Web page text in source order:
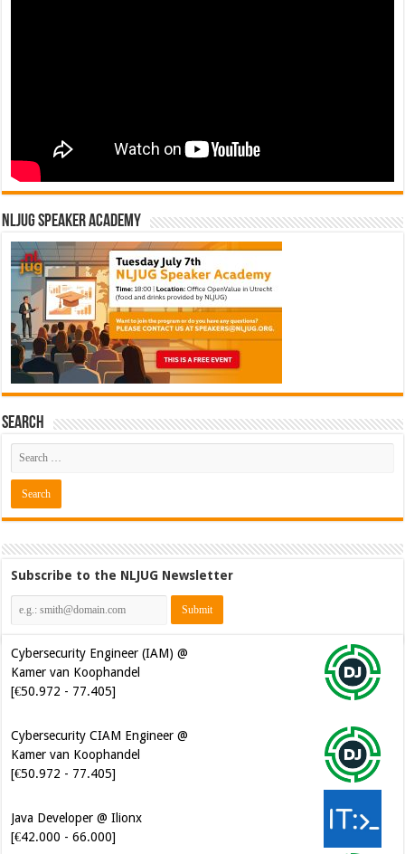
NLJUG Speaker Academy
Search
Subscribe to the NLJUG Newsletter
Cybersecurity CIAM Engineer @
Kamer van Koophandel
[€50.972 - 77.405]
Java Developer @ Ilionx
[€42.000 - 66.000]
[€60.000 - 90.000]